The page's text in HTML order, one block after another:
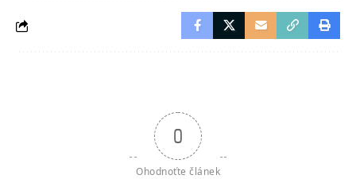
0
Ohodnoťte článek